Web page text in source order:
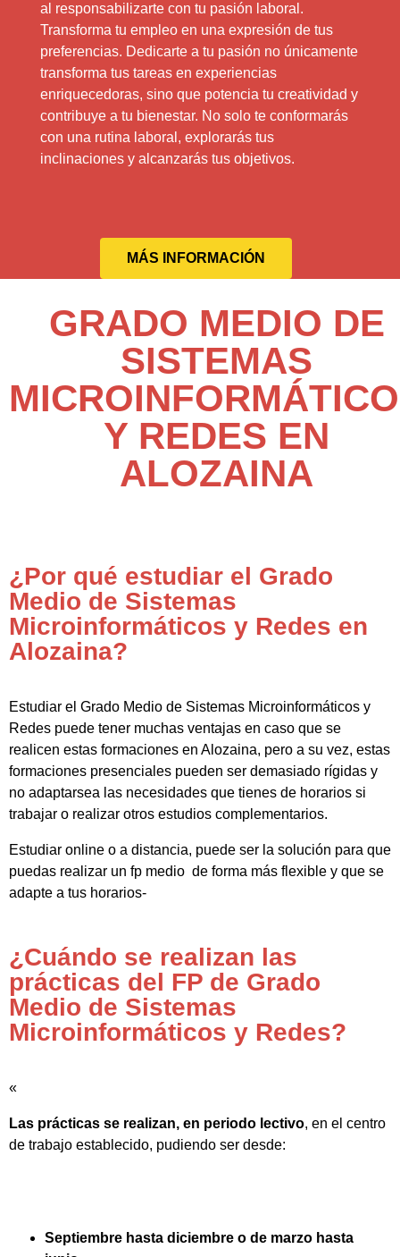
al responsabilizarte con tu pasión laboral.
Transforma tu empleo en una expresión de tus
preferencias. Dedicarte a tu pasión no únicamente
transforma tus tareas en experiencias
enriquecedoras, sino que potencia tu creatividad y
contribuye a tu bienestar. No solo te conformarás
con una rutina laboral, explorarás tus
inclinaciones y alcanzarás tus objetivos.
MÁS INFORMACIÓN
GRADO MEDIO DE
SISTEMAS
Y REDES EN
ALOZAINA
¿Por qué estudiar el Grado
Medio de Sistemas
Microinformáticos y Redes en
Alozaina?
Estudiar el Grado Medio de Sistemas Microinformáticos y
Redes puede tener muchas ventajas en caso que se
realicen estas formaciones en Alozaina, pero a su vez, estas
formaciones presenciales pueden ser demasiado rígidas y
no adaptarsea las necesidades que tienes de horarios si
trabajar o realizar otros estudios complementarios.
Estudiar online o a distancia, puede ser la solución para que
puedas realizar un fp medio de forma más flexible y que se
adapte a tus horarios-
¿Cuándo se realizan las
prácticas del FP de Grado
Medio de Sistemas
Microinformáticos y Redes?
«
Las prácticas se realizan, en periodo lectivo, en el centro
de trabajo establecido, pudiendo ser desde:
Septiembre hasta diciembre o de marzo hasta